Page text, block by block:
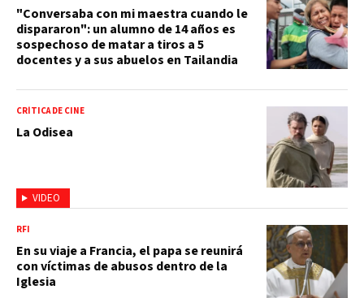
"Conversaba con mi maestra cuando le
dispararon": un alumno de 14 años es
sospechoso de matar a tiros a 5
docentes y a sus abuelos en Tailandia
VIDEO
CRÍTICA DE CINE
La Odisea
RFI
En su viaje a Francia, el papa se reunirá
con víctimas de abusos dentro de la
Iglesia